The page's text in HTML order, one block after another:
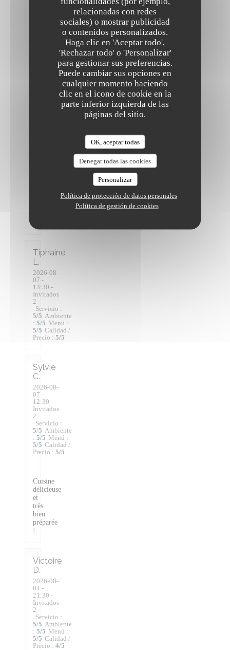
relacionadas con redes
sociales) o mostrar publicidad
o contenidos personalizados.
Haga clic en 'Aceptar todo',
'Rechazar todo' o 'Personalizar'
para gestionar sus preferencias.
Puede cambiar sus opciones en
cualquier momento haciendo
clic en el icono de cookie en la
parte inferior izquierda de las
páginas del sitio.
OK, aceptar todas
Denegar todas las cookies
Personalizar
Política de protección de datos personales
Política de gestión de cookies
originaux.
Tiphaine
L
2026-08-
07 -
13:30 -
Invitados
2
Servicio :
5/5 Ambiente
: 5/5 Menú :
5/5 Calidad /
Precio : 5/5
Sylvie
C
2026-08-
07 -
12:30 -
Invitados
2
Servicio :
5/5 Ambiente
: 5/5 Menú :
5/5 Calidad /
Precio : 5/5
Cuisine
délicieuse
et
très
bien
préparée
!
Victoire
D
2026-08-
04 -
21:30 -
Invitados
2
Servicio :
5/5 Ambiente
: 5/5 Menú :
5/5 Calidad /
Precio : 4/5
The Friendly Kitchen